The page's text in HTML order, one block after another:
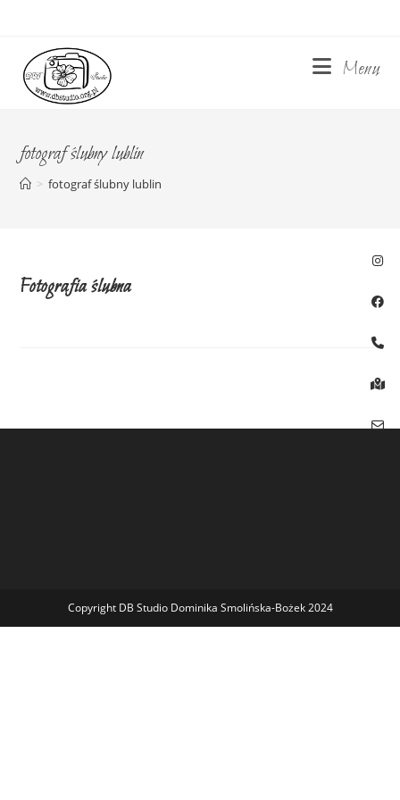
content
Menu
fotograf ślubny lublin
> fotograf ślubny lublin
Fotografia ślubna
Copyright DB Studio Dominika Smolińska-Bożek 2024